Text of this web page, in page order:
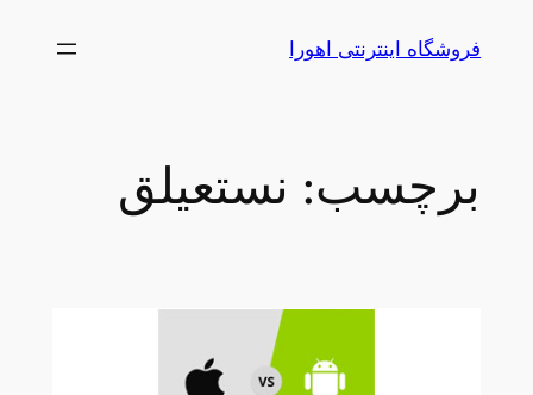
فروشگاه اینترنتی اهورا
برچسب: نستعیلق